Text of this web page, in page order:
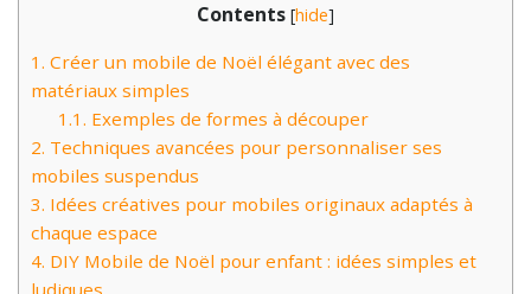
Contents [hide]
1. Créer un mobile de Noël élégant avec des
matériaux simples
1.1. Exemples de formes à découper
2. Techniques avancées pour personnaliser ses
mobiles suspendus
3. Idées créatives pour mobiles originaux adaptés à
chaque espace
4. DIY Mobile de Noël pour enfant : idées simples et